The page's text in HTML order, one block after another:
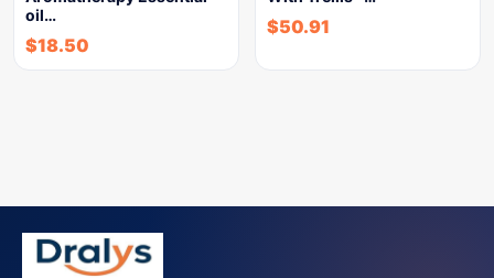
oil…
$18.50
$50.91